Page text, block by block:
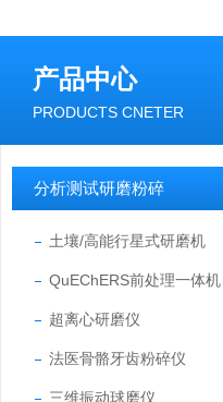
产品中心
PRODUCTS CNETER
分析测试研磨粉碎
土壤/高能行星式研磨机
QuEChERS前处理一体机
超离心研磨仪
法医骨骼牙齿粉碎仪
三维振动球磨仪